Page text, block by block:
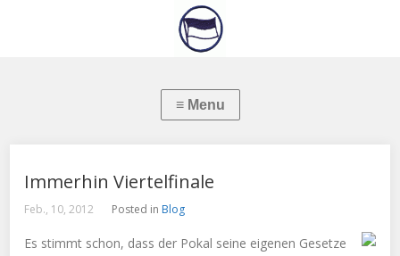
Immerhin Viertelfinale
Feb., 10, 2012 Posted in Blog
Es stimmt schon, dass der Pokal seine eigenen Gesetze